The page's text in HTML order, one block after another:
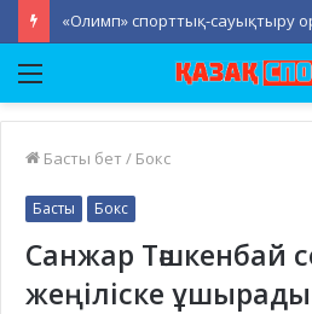
Мәзір
Басты бет / Бокс
Басты Бокс
Санжар Тәшкенбай
жеңіліске ұшырады